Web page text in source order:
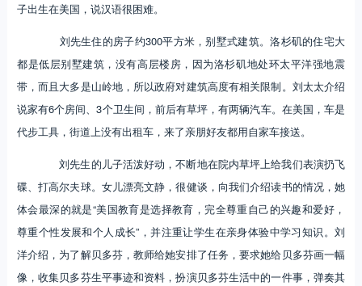
子出生在美国，说汉语很困难。
刘先生住的房子约300平方米，别墅式建筑。洛杉矶的住宅大
都是低层别墅建筑，没有高层楼房，因为洛杉矶地处环太平洋强地震
带，而且大多是山岭地，所以政府对建筑高度有相关限制。刘太太介绍
说家有6个房间、3个卫生间，前后有草坪，有两辆汽车。在美国，车是
代步工具，街道上没有出租车，来了亲朋好友都用自家车接送。
刘先生的儿子活泼好动，不断地在院内草坪上给我们表演扔飞
碟、打高尔夫球。女儿漂亮文静，很健谈，向我们介绍读书的情况，她
体会最深的就是“美国教育是选择教育，完全尊重自己的兴趣和爱好，
尊重个性发展和个人成长”，并注重让学生在亲身体验中学习知识。刘
洋介绍，为了解贝多芬，教师给她安排了任务，要求她给贝多芬画一幅
像，收集贝多芬生平事迹和资料，扮演贝多芬生活中的一件事，弹奏其